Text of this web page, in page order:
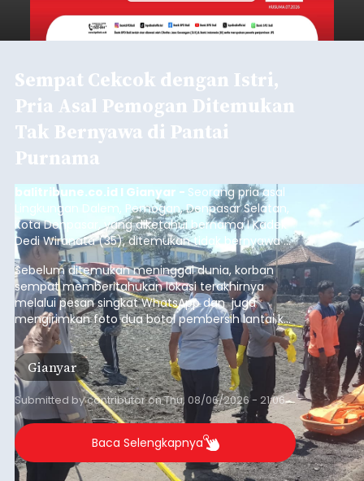
Sempat Cekcok dengan Istri,
Pria Asal Pemogan Ditemukan
Tak Bernyawa di Pantai
Purnama
balitribune.co.id I Gianyar - Seorang pria asal
Lingkungan Dalem, Pemogan, Denpasar Selatan,
Kota Denpasar, yang diketahui bernama I Kadek
Dedi Wiranata (35), ditemukan tidak bernyawa di
pesisir Pantai Purnama, Sukawati.
Sebelum ditemukan meninggal dunia, korban
sempat memberitahukan lokasi terakhirnya
melalui pesan singkat WhatsApp dan juga
mengirimkan foto dua botol pembersih lantai ke
istrinya.
Gianyar
Submitted bycontributoronThu, 08/06/2026 - 21:06
Baca Selengkapnya